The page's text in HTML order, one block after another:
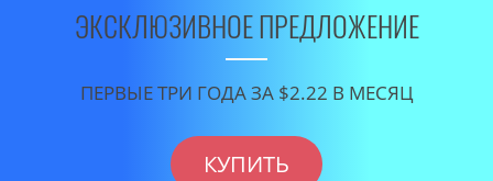
ЭКСКЛЮЗИВНОЕ ПРЕДЛОЖЕНИЕ
ПЕРВЫЕ ТРИ ГОДА ЗА $2.22 В МЕСЯЦ
КУПИТЬ